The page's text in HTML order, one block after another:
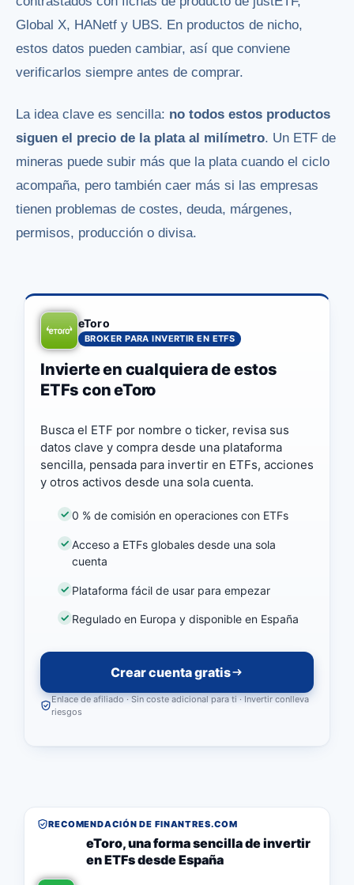
Global X, HANetf y UBS. En productos de nicho,
estos datos pueden cambiar, así que conviene
verificarlos siempre antes de comprar.
La idea clave es sencilla: no todos estos productos
siguen el precio de la plata al milímetro. Un ETF de
mineras puede subir más que la plata cuando el ciclo
acompaña, pero también caer más si las empresas
tienen problemas de costes, deuda, márgenes,
permisos, producción o divisa.
eToro
BROKER PARA INVERTIR EN ETFS
Invierte en cualquiera de estos
ETFs con eToro
Busca el ETF por nombre o ticker, revisa sus
datos clave y compra desde una plataforma
sencilla, pensada para invertir en ETFs, acciones
y otros activos desde una sola cuenta.
0 % de comisión en operaciones con ETFs
Acceso a ETFs globales desde una sola
cuenta
Plataforma fácil de usar para empezar
Regulado en Europa y disponible en España
Crear cuenta gratis
Enlace de afiliado · Sin coste adicional para ti · Invertir conlleva
riesgos
RECOMENDACIÓN DE FINANTRES.COM
eToro, una forma sencilla de invertir
en ETFs desde España